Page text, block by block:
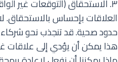
٣. الاستحقاق (التوقعات غير
العلاقات بإحساس
حدود صحية. قد تنجذب نحو
هذا يمكن أن يؤدي إلى علاقات